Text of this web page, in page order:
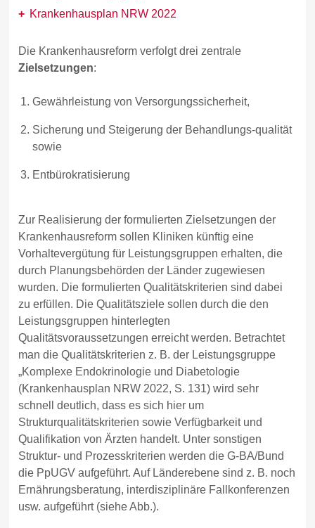
Krankenhausplan NRW 2022
Die Krankenhausreform verfolgt drei zentrale
Zielsetzungen:
Gewährleistung von Versorgungssicherheit,
Sicherung und Steigerung der Behandlungs-qualität
sowie
Entbürokratisierung
Zur Realisierung der formulierten Zielsetzungen der
Krankenhausreform sollen Kliniken künftig eine
Vorhaltevergütung für Leistungsgruppen erhalten, die
durch Planungsbehörden der Länder zugewiesen
wurden. Die formulierten Qualitätskriterien sind dabei
zu erfüllen. Die Qualitätsziele sollen durch die den
Leistungsgruppen hinterlegten
Qualitätsvoraussetzungen erreicht werden. Betrachtet
man die Qualitätskriterien z. B. der Leistungsgruppe
„Komplexe Endokrinologie und Diabetologie
(Krankenhausplan NRW 2022, S. 131) wird sehr
schnell deutlich, dass es sich hier um
Strukturqualitätskriterien sowie Verfügbarkeit und
Qualifikation von Ärzten handelt. Unter sonstigen
Struktur- und Prozesskriterien werden die G-BA/Bund
die PpUGV aufgeführt. Auf Länderebene sind z. B. noch
Ernährungsberatung, interdisziplinäre Fallkonferenzen
usw. aufgeführt (siehe Abb.).